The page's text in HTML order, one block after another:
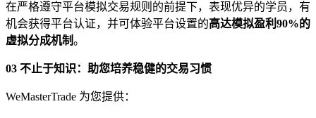
在严格遵守平台模拟交易规则的前提下，表现优异的学员，有
机会获得平台认证，并可体验平台设置的高达模拟盈利90%的
虚拟分成机制。
03 不止于知识：助您培养稳健的交易习惯
WeMasterTrade 为您提供：